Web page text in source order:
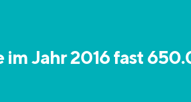
Jahr 2016 fast